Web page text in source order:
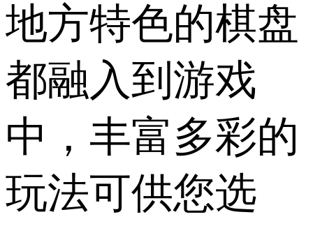
地方特色的棋盘
都融入到游戏
中，丰富多彩的
玩法可供您选